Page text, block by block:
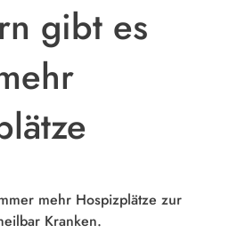
gibt es
mehr Hospizplätze zur
Kranken.